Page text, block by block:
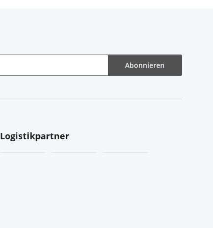
Abonnieren
Logistikpartner